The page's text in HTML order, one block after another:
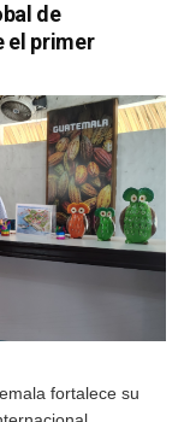
de
el primer
fortalece su